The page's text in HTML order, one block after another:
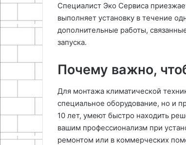
Специалист Эко Сервиса
выполняет установку в течение
дополнительные работы,
запуска.
Почему важно,
Для монтажа климатической
специальное оборудование, но и
10 лет, умеют быстро находить
вашим профессионализм при
ремонтом или в коммерческих